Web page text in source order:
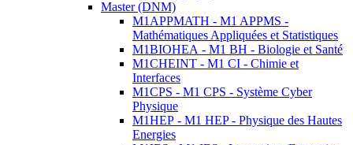
Master (DNM)
M1APPMATH - M1 APPMS -
Mathématiques Appliquées et Statistiques
M1BIOHEA - M1 BH - Biologie et Santé
M1CHEINT - M1 CI - Chimie et
Interfaces
M1CPS - M1 CPS - Système Cyber
Physique
M1HEP - M1 HEP - Physique des Hautes
Energies